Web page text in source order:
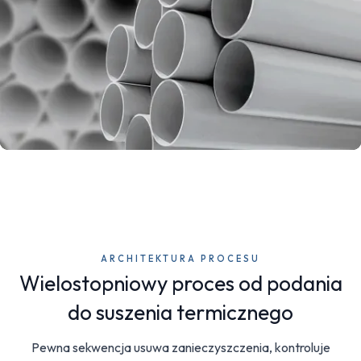
ARCHITEKTURA PROCESU
Wielostopniowy proces od podania
do suszenia termicznego
Pewna sekwencja usuwa zanieczyszczenia, kontroluje